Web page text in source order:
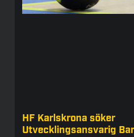
HF Karlskrona söker
Utvecklingsansvarig